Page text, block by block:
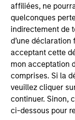
affiliées, ne
quelconques
indirectement de
d’une déclaration
acceptant cette
mon acceptation
comprises. Si la
veuillez cliquer
continuer. Sinon,
ci-dessous pour
The information
purposes only.
not constitute
offering of
solicitation of an
jurisdiction in
purchase or sale
securities,
All investing
Please refer to